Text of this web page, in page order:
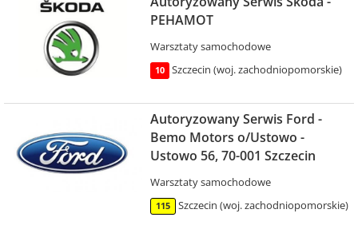
PEHAMOT
Warsztaty samochodowe
10 Szczecin (woj. zachodniopomorskie)
Autoryzowany Serwis Ford -
Bemo Motors o/Ustowo -
Ustowo 56, 70-001 Szczecin
Warsztaty samochodowe
115 Szczecin (woj. zachodniopomorskie)